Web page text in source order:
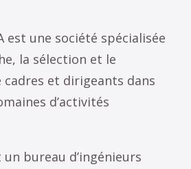
est une société spécialisée
la sélection et le
et dirigeants dans
d’activités
bureau d’ingénieurs